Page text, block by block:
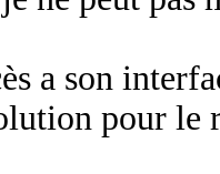
a son
pour le